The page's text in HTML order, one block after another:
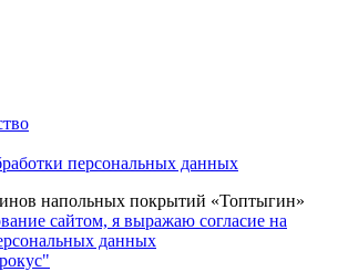
персональных данных
напольных покрытий «Топтыгин»
сайтом, я выражаю согласие на
данных